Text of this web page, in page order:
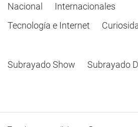
Nacional
Internacionales
Tecnología e Internet
Subrayado Show Subrayado